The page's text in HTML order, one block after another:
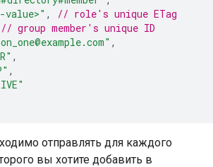
value>" ,
// role's unique ETag
// group member's unique ID
,
,
,
отправлять для каждого
вы хотите добавить в